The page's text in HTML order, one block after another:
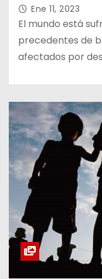
Ene 11, 2023
El mundo está
precedentes de
afectados por